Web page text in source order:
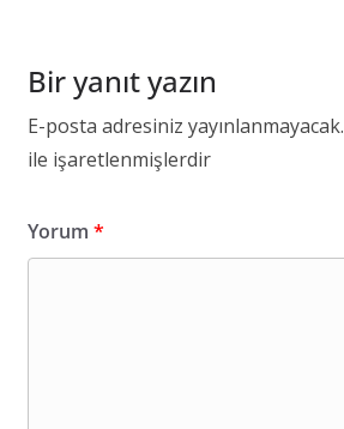
Bir yanıt yazın
E-posta adresiniz yayınlanmayacak.
ile işaretlenmişlerdir
Yorum *